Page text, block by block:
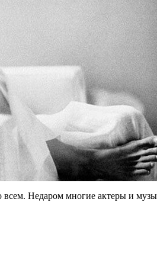
Недаром многие актеры и